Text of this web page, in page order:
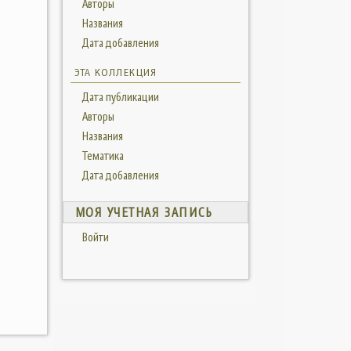
Авторы
Названия
Дата добавления
ЭТА КОЛЛЕКЦИЯ
Дата публикации
Авторы
Названия
Тематика
Дата добавления
МОЯ УЧЕТНАЯ ЗАПИСЬ
Войти